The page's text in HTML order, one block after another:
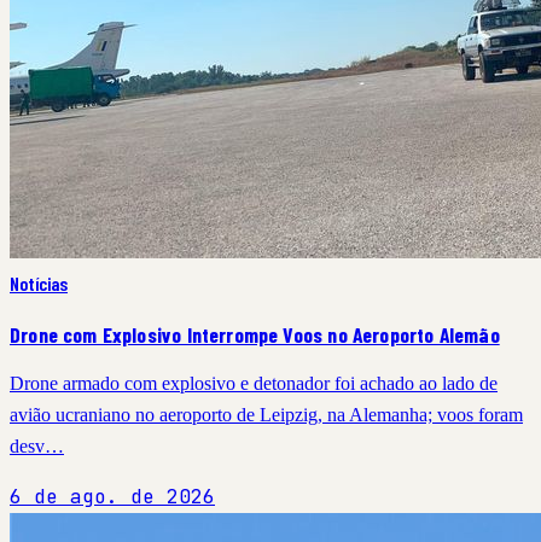
Notícias
Drone com Explosivo Interrompe Voos no Aeroporto Alemão
Drone armado com explosivo e detonador foi achado ao lado de
avião ucraniano no aeroporto de Leipzig, na Alemanha; voos foram
desv…
6 de ago. de 2026